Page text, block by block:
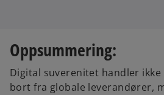
Oppsummering:
Digital suverenitet handler ikke
bort fra globale leverandører,